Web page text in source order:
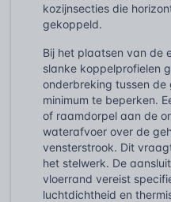
kozijnsecties die
gekoppeld.
Bij het plaatsen van de
slanke koppelprofielen
onderbreking tussen
minimum te beperken.
of raamdorpel aan de
waterafvoer over de
vensterstrook. Dit
het stelwerk. De
vloerrand vereist
luchtdichtheid en